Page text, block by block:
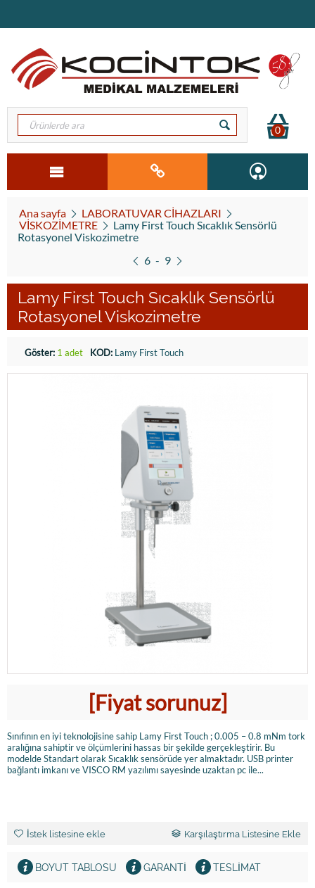
0
Ana sayfa
LABORATUVAR CİHAZLARI
VİSKOZİMETRE
Lamy First Touch Sıcaklık Sensörlü
Rotasyonel Viskozimetre
6 - 9
Lamy First Touch Sıcaklık Sensörlü
Rotasyonel Viskozimetre
Göster: 1 adet KOD: Lamy First Touch
[Fiyat sorunuz]
Sınıfının en iyi teknolojisine sahip Lamy First Touch ; 0.005 – 0.8 mNm tork
aralığına sahiptir ve ölçümlerini hassas bir şekilde gerçekleştirir. Bu
modelde Standart olarak Sıcaklık sensörüde yer almaktadır. USB printer
bağlantı imkanı ve VISCO RM yazılımı sayesinde uzaktan pc ile...
İstek listesine ekle Karşılaştırma Listesine Ekle
BOYUT TABLOSU GARANTI TESLİMAT